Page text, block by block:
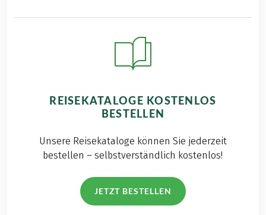
REISEKATALOGE KOSTENLOS
BESTELLEN
Unsere Reisekataloge können Sie jederzeit
bestellen – selbstverständlich kostenlos!
JETZT BESTELLEN